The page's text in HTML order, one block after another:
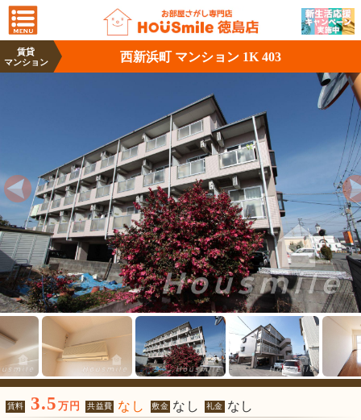
賃貸
マンション
西新浜町 マンション 1K 403
賃料 3.5 万円 共益費 なし 敷金 なし 礼金 なし